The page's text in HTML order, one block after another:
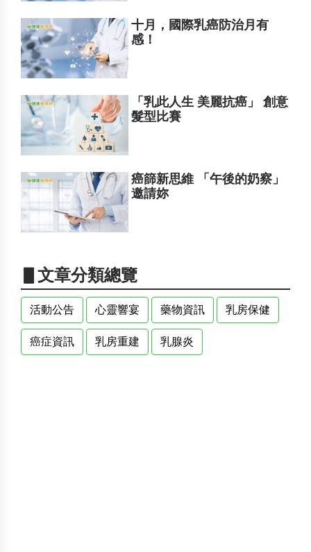
十月，國際乳癌防治月有
感！
「乳此人生 美麗抗癌」 創意
髮型比賽
癌篩新思維 「午後的奶察」
邀請妳
▋文章分類總覽
活動公告 心靈響宴 藥物資訊 乳房保健
癌症資訊 乳房重建 乳腺炎